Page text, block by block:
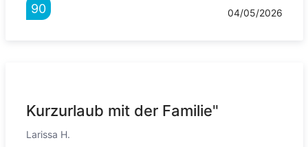
90 04/05/2026
Kurzurlaub mit der Familie"
Larissa H.